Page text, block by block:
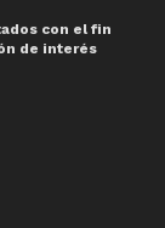
con el fin
de interés